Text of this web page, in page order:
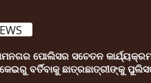
ପୋଲିସର ସଚେତନ
ବର୍ତିବାକୁ ଛାତ୍ରଛାତ୍ରୀଙ୍କୁ